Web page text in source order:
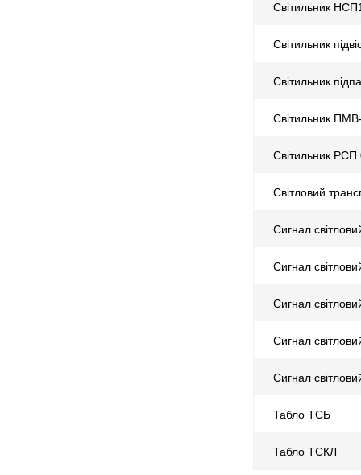
Світильник
Світильник
Світильник
Світильник
Світильник РСП
Світловий
Сигнал
Сигнал
Сигнал
Сигнал
Сигнал
Табло ТСБ
Табло ТСКЛ